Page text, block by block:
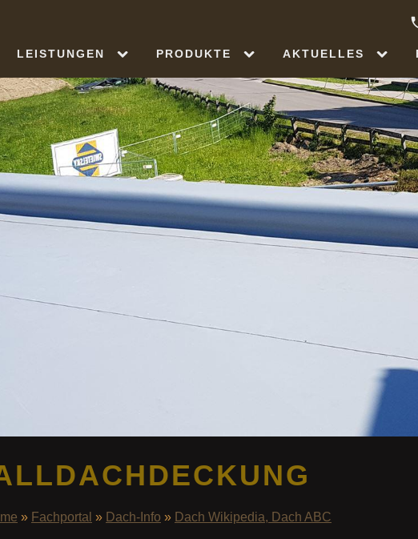
LEISTUNGEN PRODUKTE AKTUELLES
» Fachportal » Dach-Info » Dach Wikipedia, Dach ABC